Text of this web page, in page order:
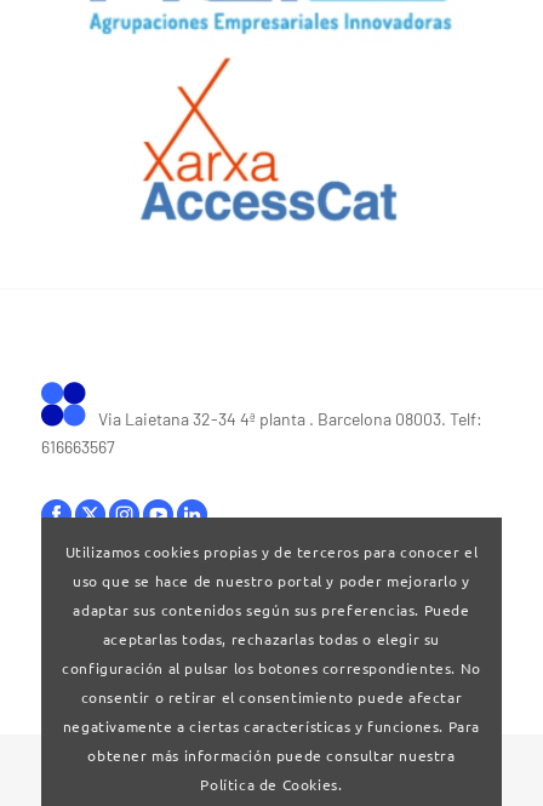
Via Laietana 32-34 4ª planta . Barcelona 08003. Telf:
616663567
Bases legales|Política de privacitat
© 2024 Clúster Audiovisual de Catalunya
Utilizamos cookies propias y de terceros para conocer el
uso que se hace de nuestro portal y poder mejorarlo y
adaptar sus contenidos según sus preferencias. Puede
aceptarlas todas, rechazarlas todas o elegir su
configuración al pulsar los botones correspondientes. No
consentir o retirar el consentimiento puede afectar
negativamente a ciertas características y funciones. Para
obtener más información puede consultar nuestra
Política de Cookies.